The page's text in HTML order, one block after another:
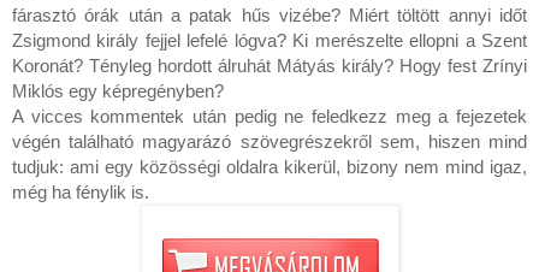
fárasztó órák után a patak hűs vizébe? Miért töltött annyi időt
Zsigmond király fejjel lefelé lógva? Ki merészelte ellopni a Szent
Koronát? Tényleg hordott álruhát Mátyás király? Hogy fest Zrínyi
Miklós egy képregényben?
A vicces kommentek után pedig ne feledkezz meg a fejezetek
végén található magyarázó szövegrészekről sem, hiszen mind
tudjuk: ami egy közösségi oldalra kikerül, bizony nem mind igaz,